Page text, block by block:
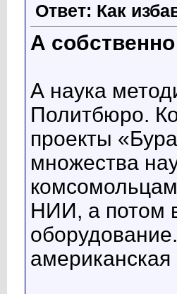
Ответ: Как
А
А наука
Политбюро.
проекты
множества
НИИ, а потом